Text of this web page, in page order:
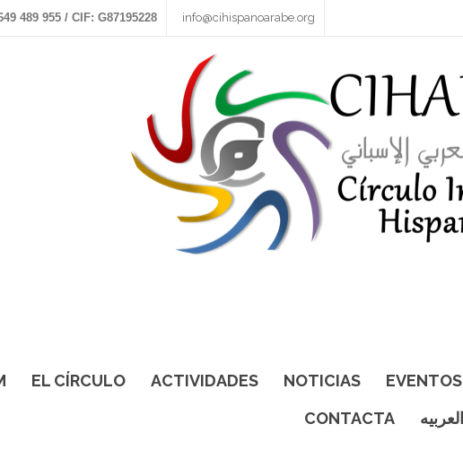
489 955 / CIF: G87195228 info@cihispanoarabe.org
EL CÍRCULO ACTIVIDADES NOTICIAS EVENTOS
CONTACTA
العربيه